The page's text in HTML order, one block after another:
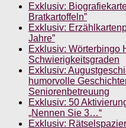
Exklusiv:
Bratkartoffeln”
Exklusiv:
Jahre”
Exklusiv: Wörterbingo
Schwierigkeitsgraden
Exklusiv:
humorvolle
Seniorenbetreuung
Exklusiv: 50
„Nennen Sie 3…“
Exklusiv: